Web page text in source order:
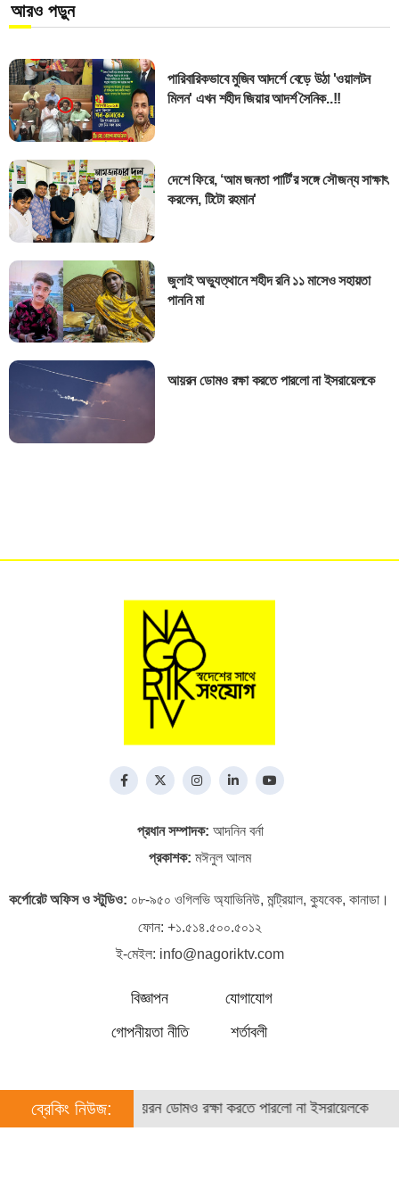
আরও পড়ুন
পারিবারিকভাবে মুজিব আদর্শে বেড়ে উঠা 'ওয়ালটন
মিলন' এখন শহীদ জিয়ার আদর্শ সৈনিক..!!
দেশে ফিরে, ‘আম জনতা পার্টি’র সঙ্গে সৌজন্য সাক্ষাৎ
করলেন, টিটো রহমান'
জুলাই অভ্যুত্থানে শহীদ রনি ১১ মাসেও সহায়তা
পাননি মা
আয়রন ডোমও রক্ষা করতে পারলো না ইসরায়েলকে
প্রধান সম্পাদক: আদনিন বর্না
প্রকাশক: মঈনুল আলম
কর্পোরেট অফিস ও স্টুডিও: ০৮-৯৫০ ওগিলভি অ্যাভিনিউ, মন্ট্রিয়াল, ক্যুবেক, কানাডা।
ফোন: +১.৫১৪.৫০০.৫০১২
ই-মেইল: info@nagoriktv.com
বিজ্ঞাপন
যোগাযোগ
গোপনীয়তা নীতি
শর্তাবলী
ব্রেকিং নিউজ:
পাননি মা আয়রন ডোমও রক্ষা করতে পারলো না ইসরায়েলকে